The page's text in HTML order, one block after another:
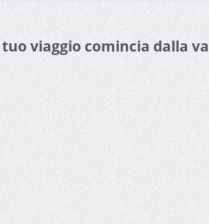
viaggio comincia dalla